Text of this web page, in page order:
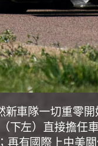
新車隊一切重零
下左）直接擔
再有國際上中美